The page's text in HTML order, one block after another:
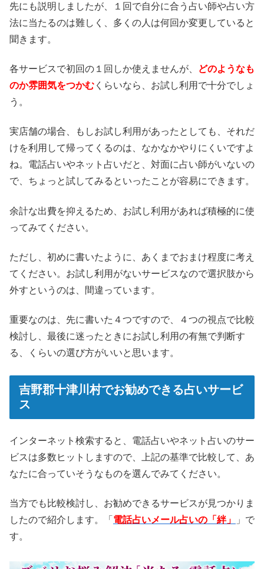
先にも説明しましたが、１回で自分に合う占い師や占い方
法に当たるのは難しく、多くの人は何回か変更していると
聞きます。
各サービスで初回の１回しか使えませんが、
どのようなも
のか雰囲気をつかむ くらいなら、お試し利用で十分でしょ
う。
実店舗の場合、もしお試し利用があったとしても、それだ
けを利用して帰ってくるのは、なかなかやりにくいですよ
ね。電話占いやネット占いだと、対面に占い師がいないの
で、ちょっと試してみるといったことが容易にできます。
余計な出費を抑えるため、お試し利用があれば積極的に使
ってみてください。
ただし、初めに書いたように、あくまでおまけ程度に考え
てください。お試し利用がないサービスなので選択肢から
外すというのは、間違っています。
重要なのは、先に書いた４つですので、４つの視点で比較
検討し、最後に迷ったときにお試し利用の有無で判断す
る、くらいの選び方がいいと思います。
吉野郡十津川村でお勧めできる占いサービ
ス
インターネット検索すると、電話占いやネット占いのサー
ビスは多数ヒットしますので、上記の基準で比較して、あ
なたに合っていそうなものを選んでみてください。
当方でも比較検討し、お勧めできるサービスが見つかりま
したので紹介します。「 電話占いメール占いの「絆」
」で
す。